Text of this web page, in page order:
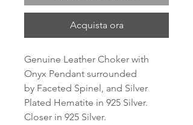
Acquista ora
Genuine Leather Choker with
Onyx Pendant surrounded
by Faceted Spinel, and Silver
Plated Hematite in 925 Silver.
Closer in 925 Silver.